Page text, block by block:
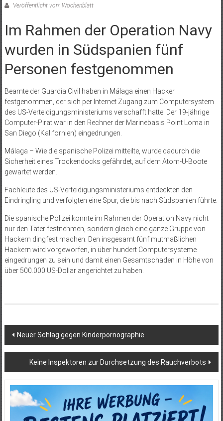
Veröffentlicht von: Wochenblatt
Im Rahmen der Operation Navy
wurden in Südspanien fünf
Personen festgenommen
Beamte der Guardia Civil haben in Málaga einen Hacker
festgenommen, der sich per Internet Zugang zum Computersystem
des US-Verteidigungsministeriums verschafft hatte. Der 19-jährige
Computer-Pirat war in den Rechner der Marinebasis Point Loma in
San Diego (Kalifornien) eingedrungen.
Málaga – Wie die spanische Polizei mitteilte, wurde dadurch die
Sicherheit eines Trockendocks gefährdet, auf dem Atom-U-Boote
gewartet werden.
Fachleute des US-Verteidigungsministeriums entdeckten den
Eindringling und verfolgten eine Spur, die bis nach Südspanien führte.
Die spanische Polizei konnte im Rahmen der Operation Navy nicht
nur den Täter festnehmen, sondern gleich eine ganze Gruppe von
Hackern dingfest machen. Den insgesamt fünf mutmaßlichen
Hackern wird vorgeworfen, in über hundert Computersysteme
eingedrungen zu sein und damit einen Gesamtschaden in Höhe von
über 500.000 US-Dollar angerichtet zu haben.
Beitragsnavigation
Neuer Schlag gegen Kinderpornographie
Keine Inspektoren zur Durchsetzung des Rauchverbots